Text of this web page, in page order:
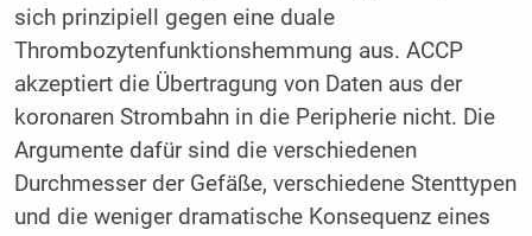
sich prinzipiell gegen eine duale
Thrombozytenfunktionshemmung aus. ACCP
akzeptiert die Übertragung von Daten aus der
koronaren Strombahn in die Peripherie nicht. Die
Argumente dafür sind die verschiedenen
Durchmesser der Gefäße, verschiedene Stenttypen
und die weniger dramatische Konsequenz eines